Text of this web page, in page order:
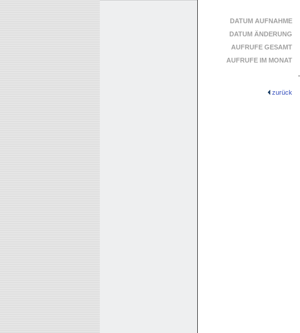
DATUM AUFNAHME
DATUM ÄNDERUNG
AUFRUFE GESAMT
AUFRUFE IM MONAT
zurück